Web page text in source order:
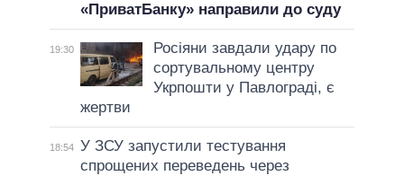
«ПриватБанку» направили до суду
19:30
Росіяни завдали удару по
сортувальному центру
Укрпошти у Павлограді, є
жертви
18:54 У ЗСУ запустили тестування
спрощених переведень через